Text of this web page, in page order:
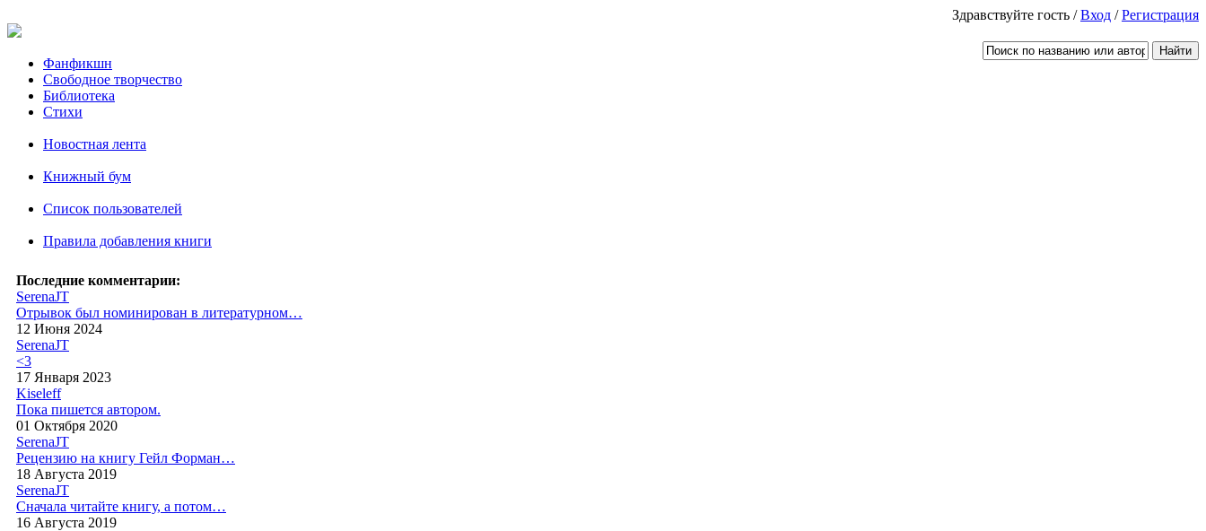
Здравствуйте гость /Вход /Регистрация
Фанфикшн
Свободное творчество
Библиотека
Стихи
Новостная лента
Книжный бум
Список пользователей
Правила добавления книги
Последние комментарии:
SerenaJT
Отрывок был номинирован в литературном…
12 Июня 2024
SerenaJT
<3
17 Января 2023
Kiseleff
Пока пишется автором.
01 Октября 2020
SerenaJT
Рецензию на книгу Гейл Форман…
18 Августа 2019
SerenaJT
Сначала читайте книгу, а потом…
16 Августа 2019